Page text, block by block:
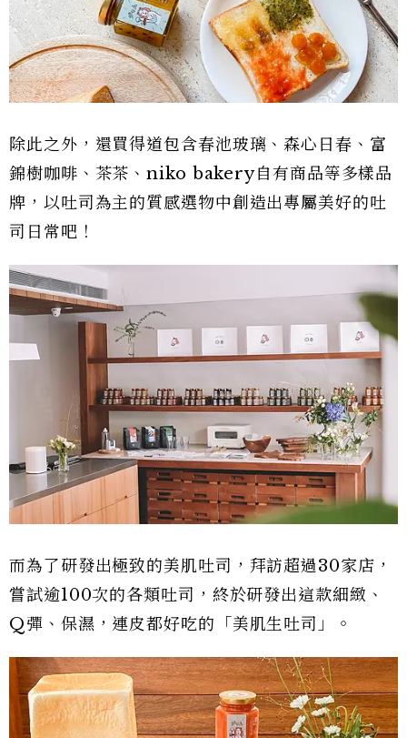
除此之外，還買得道包含春池玻璃、森心日春、富
錦樹咖啡、茶茶、niko bakery自有商品等多樣品
牌，以吐司為主的質感選物中創造出專屬美好的吐
司日常吧！
而為了研發出極致的美肌吐司，拜訪超過30家店，
嘗試逾100次的各類吐司，終於研發出這款細緻、
Q彈、保濕，連皮都好吃的「美肌生吐司」。